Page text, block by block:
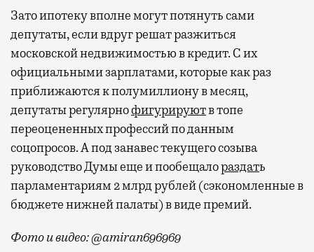
Зато ипотеку вполне могут потянуть сами
депутаты, если вдруг решат разжиться
московской недвижимостью в кредит. С их
официальными зарплатами, которые как раз
приближаются к полумиллиону в месяц,
депутаты регулярнофигурируютв топе
переоцененных профессий по данным
соцопросов. А под занавес текущего созыва
руководство Думы еще и пообещалораздать
парламентариям 2 млрд рублей (сэкономленные в
бюджете нижней палаты) в виде премий.
Фото и видео: @amiran696969